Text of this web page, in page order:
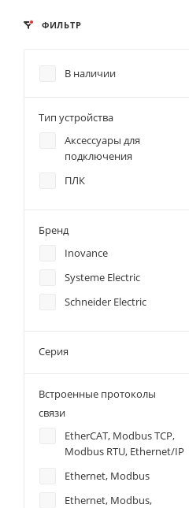
ФИЛЬТР
В наличии
Тип устройства
Аксессуары для
подключения
ПЛК
Бренд
Inovance
Systeme Electric
Schneider Electric
Серия
Встроенные протоколы
связи
EtherCAT, Modbus TCP,
Modbus RTU, Ethernet/IP
Ethernet, Modbus
Ethernet, Modbus,